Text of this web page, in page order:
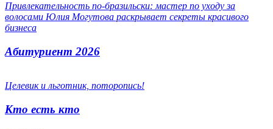
Привлекательность по-бразильски: мастер по уходу за
волосами Юлия Могутова раскрывает секреты красивого
бизнеса
Абитуриент 2026
Целевик и льготник, поторопись!
Кто есть кто